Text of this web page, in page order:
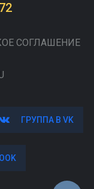
СОГЛАШЕНИЕ
ГРУППА В VK
ГРУППА В VK